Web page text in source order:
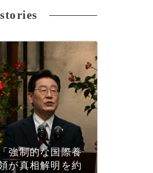
強制的な国際養
が真相解明を約